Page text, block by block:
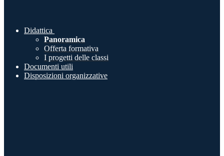
Didattica
Panoramica
Offerta formativa
I progetti delle classi
Documenti utili
Disposizioni organizzative